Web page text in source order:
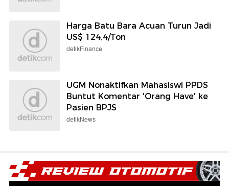
Harga Batu Bara Acuan Turun Jadi
US$ 124,4/Ton
detikFinance
UGM Nonaktifkan Mahasiswi PPDS
Buntut Komentar 'Orang Have' ke
Pasien BPJS
detikNews